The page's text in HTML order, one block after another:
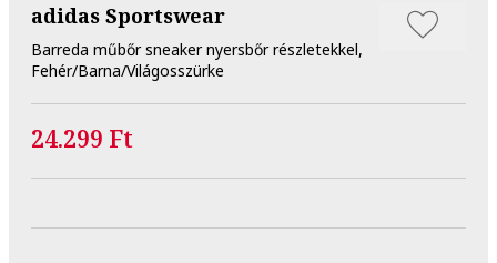
adidas Sportswear
Barreda műbőr sneaker nyersbőr részletekkel,
Fehér/Barna/Világosszürke
24.299 Ft